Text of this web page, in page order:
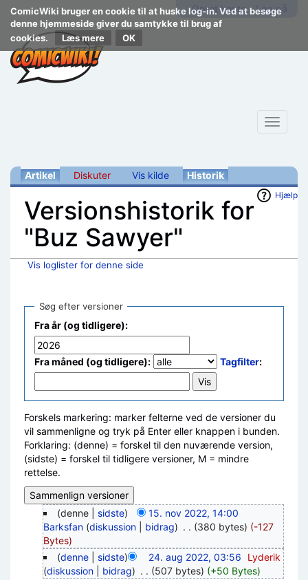
ComicWiki bruger en cookie til at huske log-in. Ved at besøge
denne hjemmeside giver du samtykke til brug af
cookies.
Læs mere
Opret konto Log på
Toggle
Artikel Diskuter Vis kilde Historik
Hjælp
Versionshistorik for
"Buz Sawyer"
Vis loglister for denne side
Søg efter versioner
Fra år (og tidligere):
Fra måned (og tidligere): Tagfilter:
Forskels markering: marker felterne ved de versioner du
vil sammenligne og tryk på Enter eller knappen i bunden.
Forklaring: (denne) = forskel til den nuværende version,
(sidste) = forskel til tidligere versioner, M = mindre
rettelse.
(denne | sidste)
15. nov 2022, 14:00
Barksfan (diskussion| bidrag) . . (380 bytes) (-127
Bytes)
(denne| sidste) 24. aug 2022, 03:56
Lyderik
(diskussion| bidrag) . . (507 bytes) (+50 Bytes)